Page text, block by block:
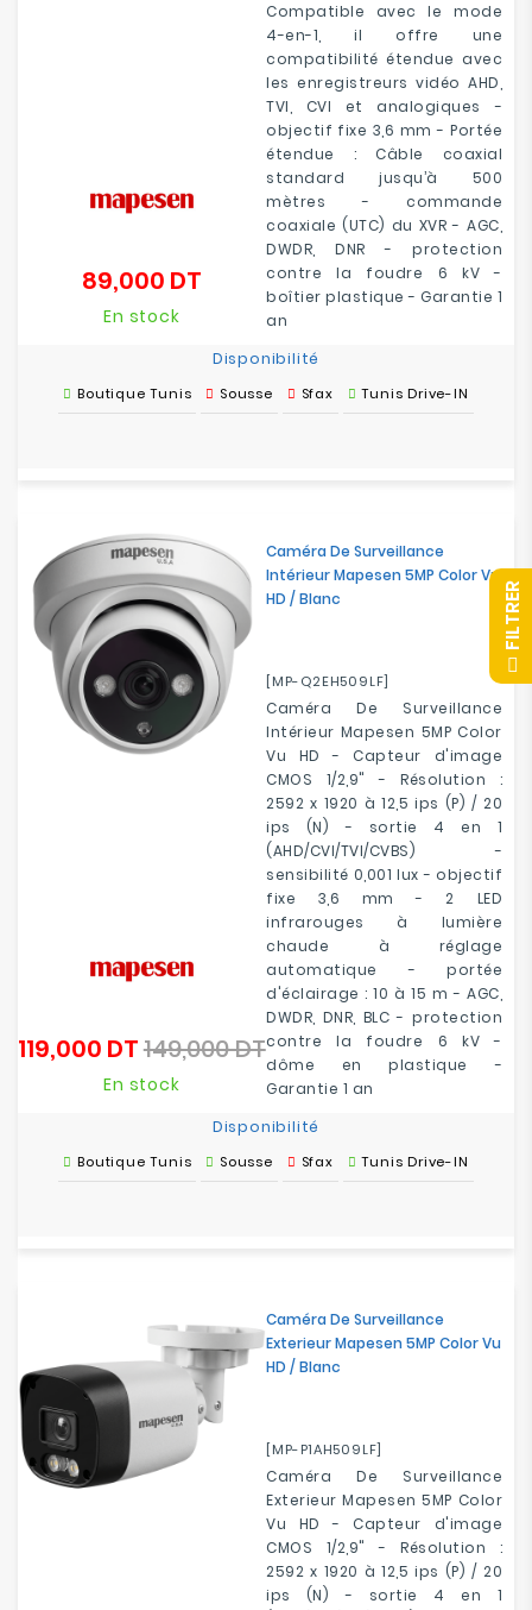
Compatible avec le mode
4-en-1, il offre une
compatibilité étendue avec
les enregistreurs vidéo AHD,
TVI, CVI et analogiques -
objectif fixe 3,6 mm - Portée
étendue : Câble coaxial
standard jusqu’à 500
mètres - commande
coaxiale (UTC) du XVR - AGC,
DWDR, DNR - protection
contre la foudre 6 kV -
boîtier plastique - Garantie 1
an
89,000 DT
En stock
Disponibilité
Boutique Tunis Sousse Sfax Tunis Drive-IN
Caméra De Surveillance
Intérieur Mapesen 5MP Color Vu
HD / Blanc
[MP-Q2EH509LF]
Caméra De Surveillance
Intérieur Mapesen 5MP Color
Vu HD - Capteur d'image
CMOS 1/2,9" - Résolution :
2592 x 1920 à 12,5 ips (P) / 20
ips (N) - sortie 4 en 1
(AHD/CVI/TVI/CVBS) -
sensibilité 0,001 lux - objectif
fixe 3,6 mm - 2 LED
infrarouges à lumière
chaude à réglage
automatique - portée
d'éclairage : 10 à 15 m - AGC,
DWDR, DNR, BLC - protection
contre la foudre 6 kV -
dôme en plastique -
Garantie 1 an
119,000 DT Prix
base
149,000 DTPrix
En stock
Disponibilité
Boutique Tunis Sousse Sfax Tunis Drive-IN
Caméra De Surveillance
Exterieur Mapesen 5MP Color Vu
HD / Blanc
[MP-P1AH509LF]
Caméra De Surveillance
Exterieur Mapesen 5MP Color
Vu HD - Capteur d'image
CMOS 1/2,9" - Résolution :
2592 x 1920 à 12,5 ips (P) / 20
ips (N) - sortie 4 en 1
R